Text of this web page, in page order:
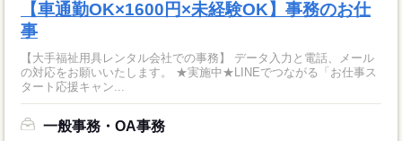
【車通勤OK×1600円×未経験OK】事務のお仕
事
【大手福祉用具レンタル会社での事務】 データ入力と電話、メール
の対応をお願いいたします。 ★実施中★LINEでつながる「お仕事ス
タート応援キャン...
一般事務・OA事務